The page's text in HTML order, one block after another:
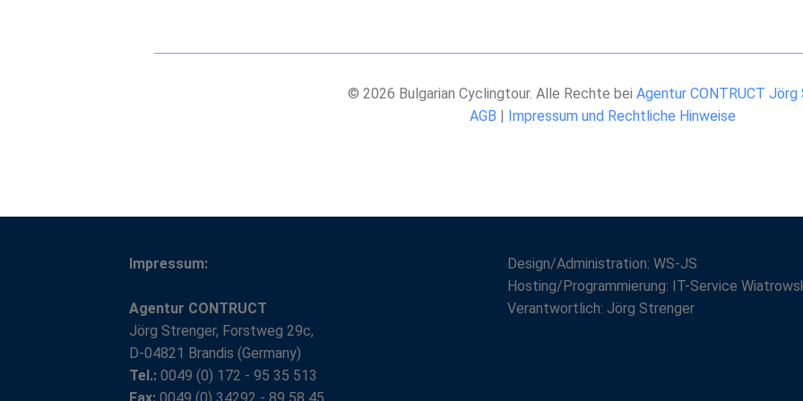
© 2026 Bulgarian Cyclingtour. Alle Rechte bei Agentur CONTRUCT
AGB | Impressum und Rechtliche Hinweise
Impressum:
Agentur CONTRUCT
Jörg Strenger, Forstweg 29c,
D-04821 Brandis (Germany)
Tel.: 0049 (0) 172 - 95 35 513
Design/Administration: WS-JS
Hosting/Programmierung: IT-Service
Verantwortlich: Jörg Strenger